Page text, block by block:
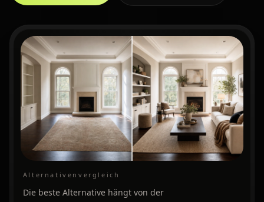
Alternativenvergleich
Die beste Alternative hängt von der